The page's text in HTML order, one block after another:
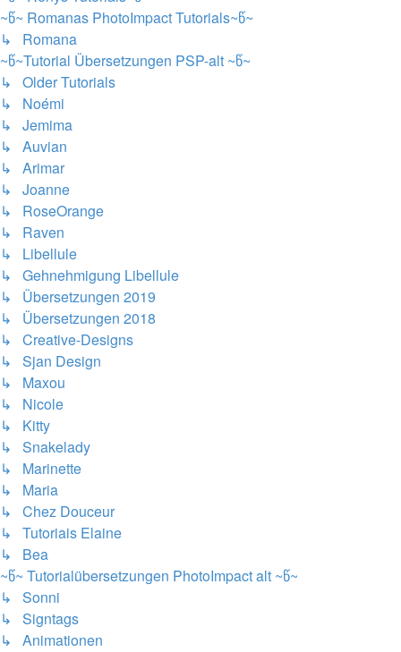
~წ~ Romanas PhotoImpact Tutorials~წ~
↳ Romana
~წ~Tutorial Übersetzungen PSP-alt ~წ~
↳ Older Tutorials
↳ Noémi
↳ Jemima
↳ Auvian
↳ Arimar
↳ Joanne
↳ RoseOrange
↳ Raven
↳ Libellule
↳ Gehnehmigung Libellule
↳ Übersetzungen 2019
↳ Übersetzungen 2018
↳ Creative-Designs
↳ Sjan Design
↳ Maxou
↳ Nicole
↳ Kitty
↳ Snakelady
↳ Marinette
↳ Maria
↳ Chez Douceur
↳ Tutoriais Elaine
↳ Bea
~წ~ Tutorialübersetzungen PhotoImpact alt ~წ~
↳ Sonni
↳ Signtags
↳ Animationen